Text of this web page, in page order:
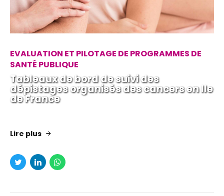
EVALUATION ET PILOTAGE DE PROGRAMMES DE
SANTÉ PUBLIQUE
Tableaux de bord de suivi des
dépistages organisés des cancers en Ile
de France
Lire plus